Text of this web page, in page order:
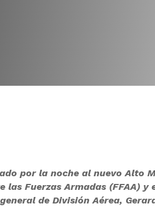
por la noche al nuevo Alto
Fuerzas Armadas (FFAA) y
de División Aérea,